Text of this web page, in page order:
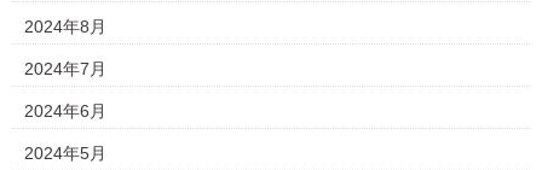
2024年8月
2024年7月
2024年6月
2024年5月